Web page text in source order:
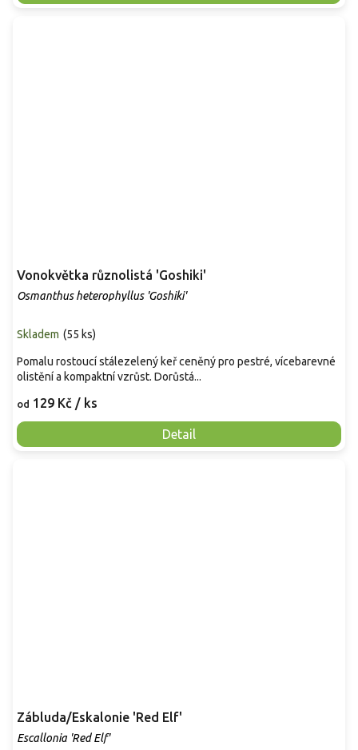
Vonokvětka různolistá 'Goshiki'
Osmanthus heterophyllus 'Goshiki'
Skladem (55 ks)
od 129 Kč / ks
Detail
Pomalu rostoucí stálezelený keř ceněný pro pestré, vícebarevné
olistění a kompaktní vzrůst. Dorůstá...
Zábluda/Eskalonie 'Red Elf'
Escallonia 'Red Elf'